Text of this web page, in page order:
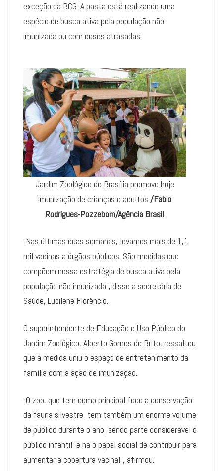
exceção da BCG. A pasta está realizando uma
espécie de busca ativa pela população não
imunizada ou com doses atrasadas.
Jardim Zoológico de Brasília promove hoje
imunização de crianças e adultos /Fabio
Rodrigues-Pozzebom/Agência Brasil
“Nas últimas duas semanas, levamos mais de 1,1
mil vacinas a órgãos públicos. São medidas que
compõem nossa estratégia de busca ativa pela
população não imunizada”, disse a secretária de
Saúde, Lucilene Florêncio.
O superintendente de Educação e Uso Público do
Jardim Zoológico, Alberto Gomes de Brito, ressaltou
que a medida uniu o espaço de entretenimento da
família com a ação de imunização.
“O zoo, que tem como principal foco a conservação
da fauna silvestre, tem também um enorme volume
de público durante o ano, sendo parte considerável o
público infantil, e há o papel social de contribuir para
aumentar a cobertura vacinal”, afirmou.